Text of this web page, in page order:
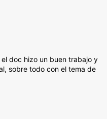
doc hizo un buen trabajo y
sobre todo con el tema de